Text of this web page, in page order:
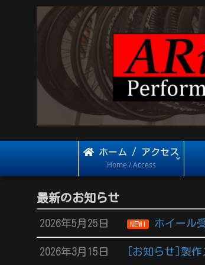
ホーム / アクセス
Home / Access
最新のお知らせ
2026年5月25日 NEW! ホイール
2026年3月15日 [お知らせ]製